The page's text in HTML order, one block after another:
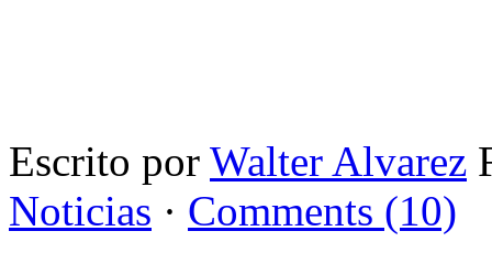
Escrito por Walter Alvarez
Noticias · Comments (10)